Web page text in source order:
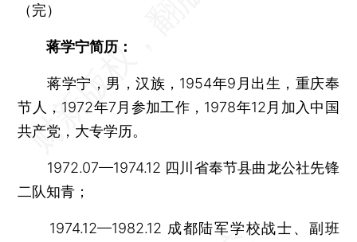
（完）
蒋学宁简历：
蒋学宁，男，汉族，1954年9月出生，重庆奉
节人，1972年7月参加工作，1978年12月加入中国
共产党，大专学历。
1972.07—1974.12 四川省奉节县曲龙公社先锋
二队知青；
1974.12—1982.12 成都陆军学校战士、副班